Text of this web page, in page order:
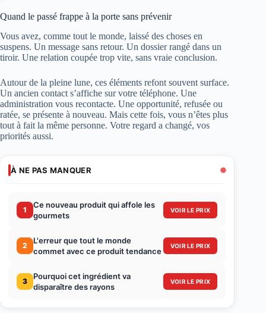
Quand le passé frappe à la porte sans prévenir
Vous avez, comme tout le monde, laissé des choses en
suspens. Un message sans retour. Un dossier rangé dans un
tiroir. Une relation coupée trop vite, sans vraie conclusion.
Autour de la pleine lune, ces éléments refont souvent surface.
Un ancien contact s’affiche sur votre téléphone. Une
administration vous recontacte. Une opportunité, refusée ou
ratée, se présente à nouveau. Mais cette fois, vous n’êtes plus
tout à fait la même personne. Votre regard a changé, vos
priorités aussi.
À NE PAS MANQUER
1
Ce nouveau produit qui affole les
gourmets
VOIR LE PRIX
2
L'erreur que tout le monde
commet avec ce produit tendance
VOIR LE PRIX
3
Pourquoi cet ingrédient va
disparaître des rayons
VOIR LE PRIX